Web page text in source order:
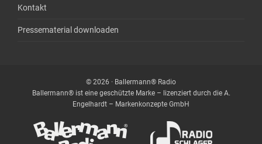
Kontakt
Pressematerial downloaden
© 2026 · Ballermann® Radio
Ballermann® ist eine geschützte Marke – lizenziert durch die A.
Engelhardt – Markenkonzepte GmbH